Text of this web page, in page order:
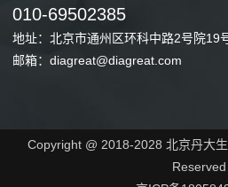
010-69502385
地址：北京市通州区环科中路2号院19
邮箱：diagreat@diagreat.com
Copyright @ 2018-2028 北京丹大
Reserved